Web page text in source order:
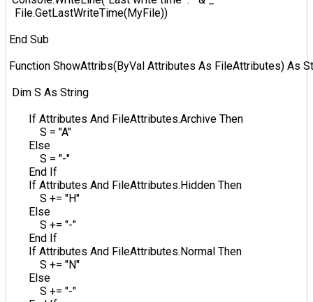
File.GetLastWriteTime(MyFile))
End Sub
Function ShowAttribs(ByVal Attributes As FileAttributes) As
Dim S As String
If Attributes And FileAttributes.Archive Then
S = "A"
Else
S = "-"
End If
If Attributes And FileAttributes.Hidden Then
S += "H"
Else
S += "-"
End If
If Attributes And FileAttributes.Normal Then
S += "N"
Else
S += "-"